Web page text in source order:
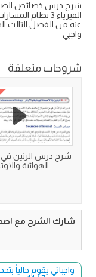
شرح درس خصائص
الفيزياء 3
واجبي
شروحات متعلقة
شرح درس الرنين في
الهوائية
شارك الشرح مع
واجباتي يقوم حالياً